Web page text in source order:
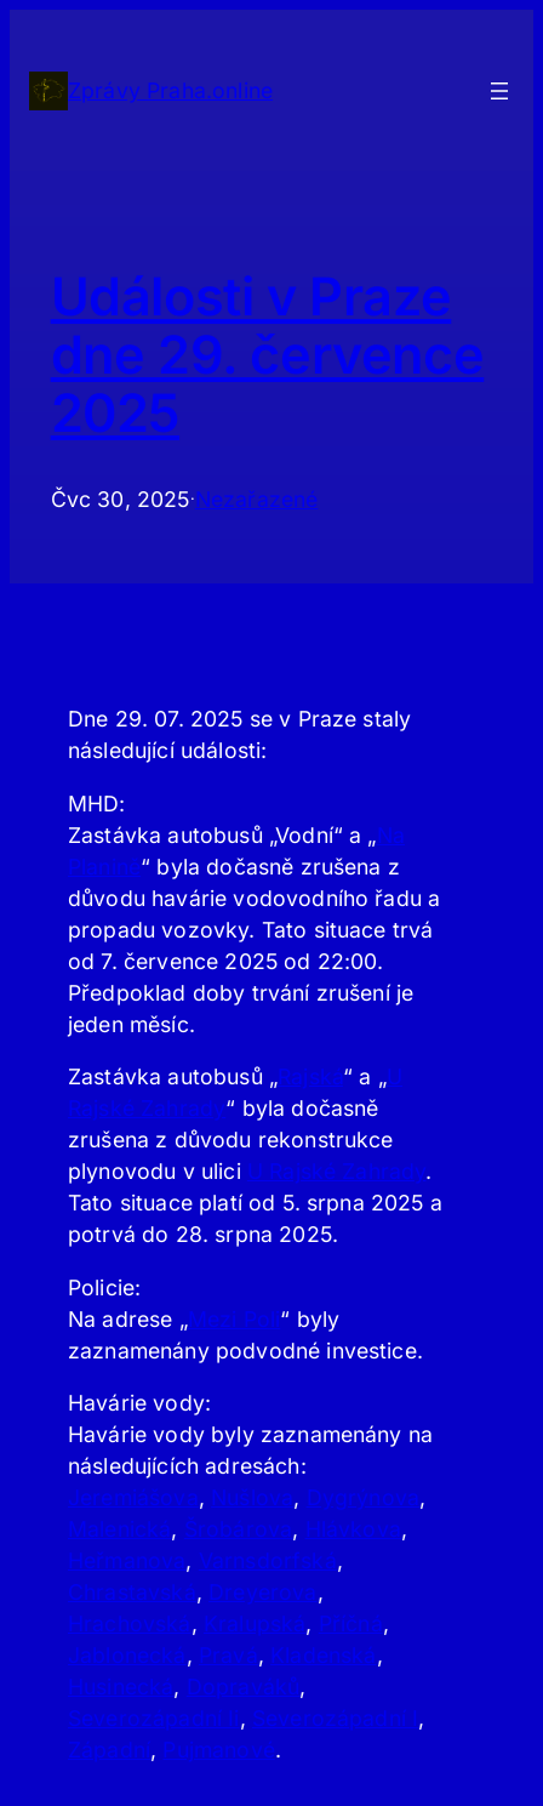
obsahZprávy Praha.online
Události v Praze
dne 29. července
2025
Čvc 30, 2025·Nezařazené
Dne 29. 07. 2025 se v Praze staly
následující události:
MHD:
Zastávka autobusů „Vodní“ a „Na
Planině“ byla dočasně zrušena z
důvodu havárie vodovodního řadu a
propadu vozovky. Tato situace trvá
od 7. července 2025 od 22:00.
Předpoklad doby trvání zrušení je
jeden měsíc.
Zastávka autobusů „Rajská“ a „U
Rajské Zahrady“ byla dočasně
zrušena z důvodu rekonstrukce
plynovodu v ulici U Rajské Zahrady.
Tato situace platí od 5. srpna 2025 a
potrvá do 28. srpna 2025.
Policie:
Na adrese „Mezi Poli“ byly
zaznamenány podvodné investice.
Havárie vody:
Havárie vody byly zaznamenány na
následujících adresách:
Jeremiášova, Nušlova, Dygrýnova,
Malenická, Šrobárova, Hlávkova,
Heřmanova, Varnsdorfská,
Chrastavská, Dreyerova,
Hrachovská, Kralupská, Příčná,
Jablonecká, Pravá, Kladenská,
Husinecká, Dopraváků,
Severozápadní Ii, Severozápadní I,
Západní, Pujmanové.